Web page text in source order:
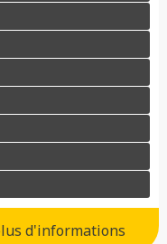
d'informations